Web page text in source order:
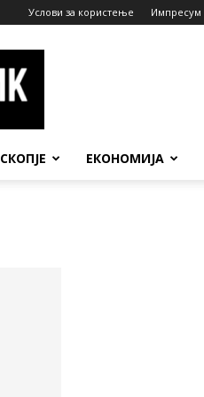
Услови за користење Импресум
СКОПЈЕ ЕКОНОМИЈА